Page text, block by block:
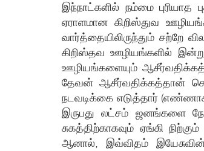
இந்நாட்களில் நம்மை
ஏராளமான கிறிஸ்துவ
வார்த்தையிலிருந்தும் சற்றே
கிறிஸ்தவ ஊழியங்களில்
ஊழியங்களையும்
தேவன் ஆசீர்வதிக்கத்தான்
நடவடிக்கை எடுத்தார்
இருபது லட்சம் ஜனங்களை
சுகத்திற்காகவும் ஏங்கி
ஆனால், இவ்விதம்